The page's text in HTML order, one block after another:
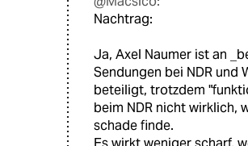
Nachtrag:
Ja, Axel Naumer ist an
Sendungen bei NDR und
beteiligt, trotzdem
beim NDR nicht wirklich,
schade finde.